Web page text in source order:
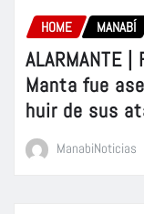
HOME MANABÍ
ALARMANTE
Manta fue
huir de sus
ManabiNoticias